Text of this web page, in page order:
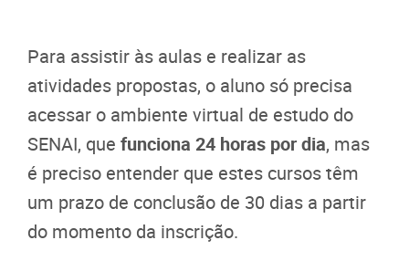
Para assistir às aulas e realizar as
atividades propostas, o aluno só precisa
acessar o ambiente virtual de estudo do
SENAI, que funciona 24 horas por dia, mas
é preciso entender que estes cursos têm
um prazo de conclusão de 30 dias a partir
do momento da inscrição.